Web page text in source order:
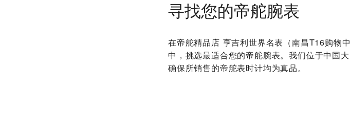
寻找您的帝舵腕表
在‭帝舵精品店 亨吉利世界名表（南昌T16购物
中，挑选最适合您的帝舵腕表。我们位于中国
确保所销售的帝舵表时计均为真品。